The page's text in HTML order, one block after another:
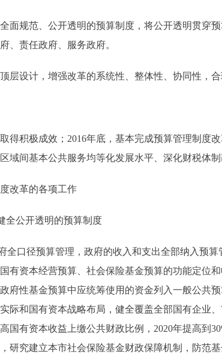
规范、公开透明的预算制度，将公开透明贯穿
、责任政府、服务政府。
设计，增强改革的系统性、整体性、协同性，合
积极成效；2016年底，基本完成预算管理制度
域间基本公共服务均等化发展水平、深化财税体
改革的各项工作
公开透明的预算制度
口径预算管理，政府的收入和支出全部纳入预算
有资本经营预算、社会保险基金预算的功能定位
府性基金预算中应统筹使用的资金列入一般公共
际和国有资本战略布局，健全覆盖全部国有企业
国有资本收益上缴公共财政比例，2020年提高到
研究建立本市社会保险基金财政保障机制，防范